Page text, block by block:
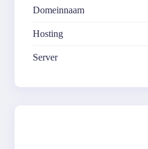
Domeinnaam
Hosting
Server